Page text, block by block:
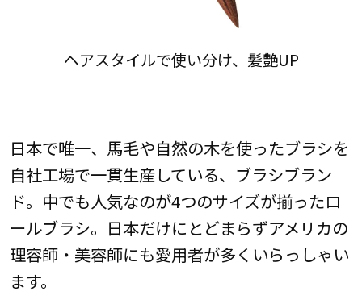
ヘアスタイルで使い分け、髪艶UP
日本で唯一、馬毛や自然の木を使ったブラシを
自社工場で一貫生産している、ブラシブラン
ド。中でも人気なのが4つのサイズが揃ったロ
ールブラシ。日本だけにとどまらずアメリカの
理容師・美容師にも愛用者が多くいらっしゃい
ます。